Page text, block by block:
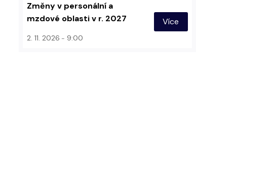
Změny v personální a
mzdové oblasti v r. 2027
2. 11. 2026 9:00
Více